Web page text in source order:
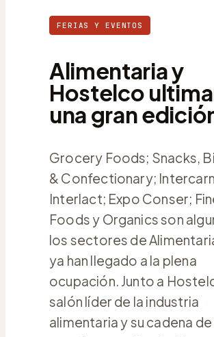
FERIAS Y EVENTOS
Alimentaria y
Hostelco
una gran
Grocery Foods; Snacks,
& Confectionary;
Interlact; Expo Conser;
Foods y Organics son
los sectores de
ya han llegado a la plena
ocupación. Junto a
salón líder de la industria
alimentaria y su cadena